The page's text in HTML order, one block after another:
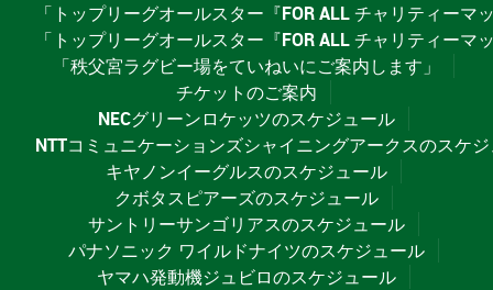
「トップリーグオールスター『FOR ALL チャリティー
「トップリーグオールスター『FOR ALL チャリティー
「秩父宮ラグビー場をていねいにご案内します」
チケットのご案内
NECグリーンロケッツのスケジュール
NTTコミュニケーションズシャイニングアークスのスケ
キヤノンイーグルスのスケジュール
クボタスピアーズのスケジュール
サントリーサンゴリアスのスケジュール
パナソニック ワイルドナイツのスケジュール
ヤマハ発動機ジュビロのスケジュール